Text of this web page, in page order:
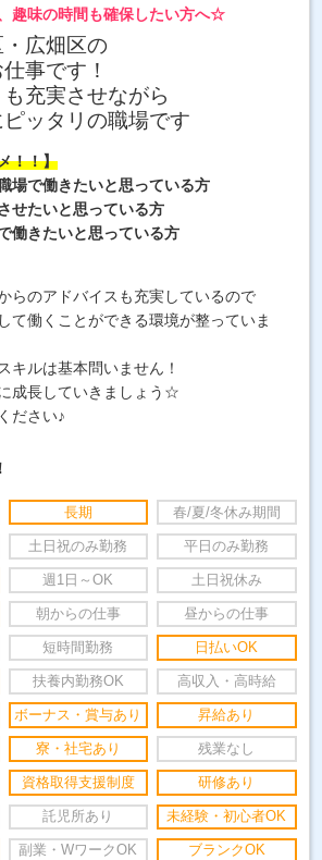
趣味の時間も確保したい方へ☆
広畑区の
事です！
充実させながら
ッタリの職場です
！！】
場で働きたいと思っている方
せたいと思っている方
働きたいと思っている方
らのアドバイスも充実しているので
て働くことができる環境が整っていま
キルは基本問いません！
成長していきましょう☆
ださい♪
長期 春/夏/冬休み期間
土日祝のみ勤務 平日のみ勤務
週1日～OK 土日祝休み
朝からの仕事 昼からの仕事
短時間勤務 日払いOK
扶養内勤務OK 高収入・高時給
ボーナス・賞与あり 昇給あり
寮・社宅あり 残業なし
資格取得支援制度 研修あり
託児所あり 未経験・初心者OK
副業・WワークOK ブランクOK